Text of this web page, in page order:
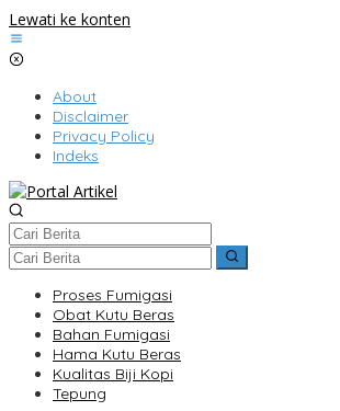
Lewati ke konten
About
Disclaimer
Privacy Policy
Indeks
Proses Fumigasi
Obat Kutu Beras
Bahan Fumigasi
Hama Kutu Beras
Kualitas Biji Kopi
Tepung